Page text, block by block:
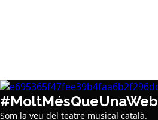
#MoltMésQueUnaWeb
Som la veu del teatre musical català.